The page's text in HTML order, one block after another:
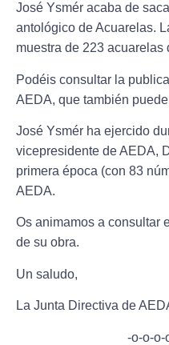
José Ysmér acaba de
antológico de Acuarelas.
muestra de 223 acuarelas
Podéis consultar la
AEDA, que también
José Ysmér ha ejercido
vicepresidente de AEDA,
primera época (con 83
AEDA.
Os animamos a consultar
de su obra.
Un saludo,
La Junta Directiva de
-o-o-o-